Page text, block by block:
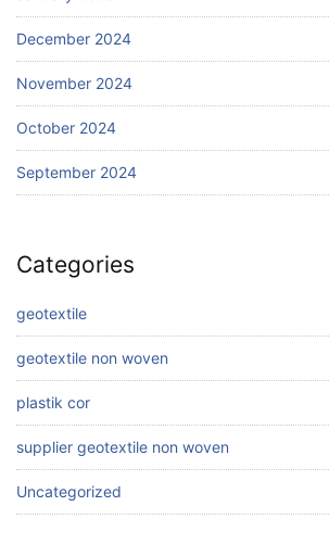
December 2024
November 2024
October 2024
September 2024
Categories
geotextile
geotextile non woven
plastik cor
supplier geotextile non woven
Uncategorized